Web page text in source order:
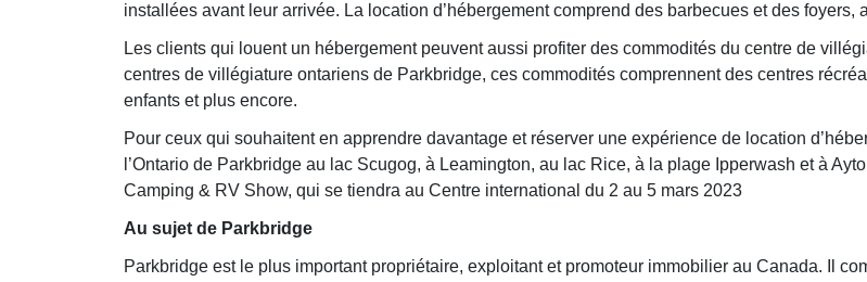
installées avant leur arrivée. La location d’hébergement comprend des barbecues et des
Les clients qui louent un hébergement peuvent aussi profiter des commodités du centre de
centres de villégiature ontariens de Parkbridge, ces commodités comprennent des centres
enfants et plus encore.
Pour ceux qui souhaitent en apprendre davantage et réserver une expérience de location
l’Ontario de Parkbridge au lac Scugog, à Leamington, au lac Rice, à la plage Ipperwash et à
Camping & RV Show, qui se tiendra au Centre international du 2 au 5 mars 2023
Au sujet de Parkbridge
Parkbridge est le plus important propriétaire, exploitant et promoteur immobilier au Canada. Il